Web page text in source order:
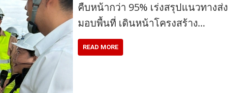
คืบหน้ากว่า 95% เร่งสรุปแนวทางส่ง
มอบพื้นที่ เดินหน้าโครงสร้าง…
READ MORE